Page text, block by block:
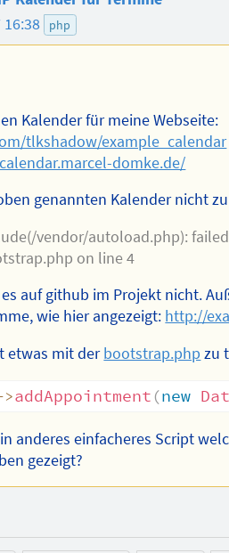
16:38 php
Kalender für meine Webseite:
tlkshadow/example_calendar
domke.de/
genannten Kalender nicht
vendor/autoload.php):
on line 4
es auf github im Projekt nicht.
wie hier angezeigt: http://
etwas mit derbootstrap.php zu
addAppointment (new
anderes einfacheres Script
gezeigt?